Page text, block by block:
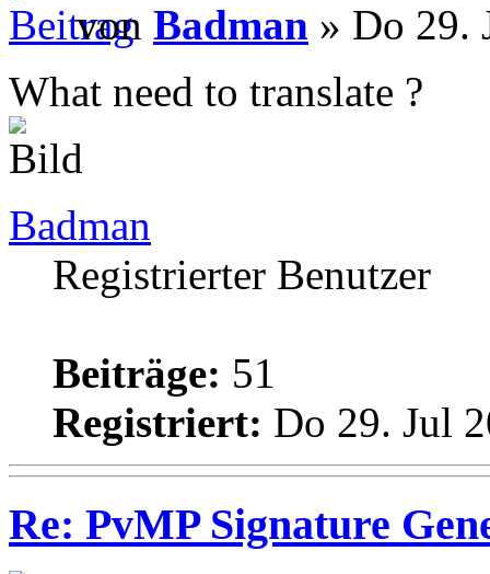
von Badman » Do 29.
What need to translate ?
Badman
Registrierter Benutzer
Beiträge: 51
Registriert: Do 29. Jul
Re: PvMP Signature